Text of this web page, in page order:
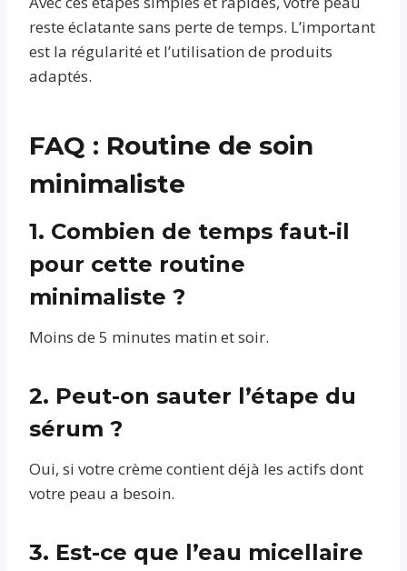
reste éclatante sans perte de temps. L’important
est la régularité et l’utilisation de produits
adaptés.
FAQ : Routine de soin
minimaliste
1. Combien de temps faut-il
pour cette routine
minimaliste ?
Moins de 5 minutes matin et soir.
2. Peut-on sauter l’étape du
sérum ?
Oui, si votre crème contient déjà les actifs dont
votre peau a besoin.
3. Est-ce que l’eau micellaire